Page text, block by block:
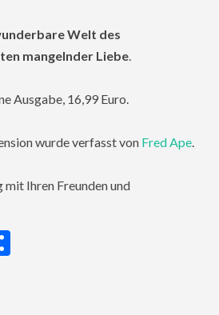
Welt des
mangelnder Liebe.
Ausgabe, 16,99 Euro.
wurde verfasst von Fred Ape.
mit Ihren Freunden und